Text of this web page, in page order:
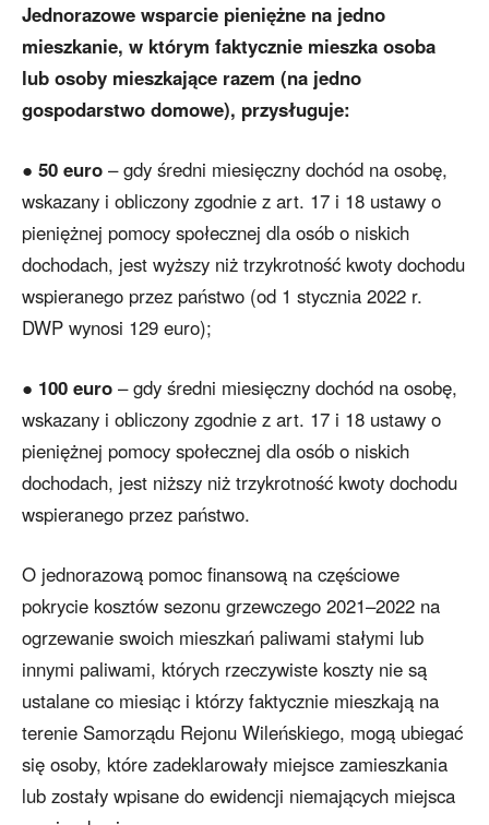
Jednorazowe wsparcie pieniężne na jedno
mieszkanie, w którym faktycznie mieszka osoba
lub osoby mieszkające razem (na jedno
gospodarstwo domowe), przysługuje:
● 50 euro – gdy średni miesięczny dochód na osobę,
wskazany i obliczony zgodnie z art. 17 i 18 ustawy o
pieniężnej pomocy społecznej dla osób o niskich
dochodach, jest wyższy niż trzykrotność kwoty dochodu
wspieranego przez państwo (od 1 stycznia 2022 r.
DWP wynosi 129 euro);
● 100 euro – gdy średni miesięczny dochód na osobę,
wskazany i obliczony zgodnie z art. 17 i 18 ustawy o
pieniężnej pomocy społecznej dla osób o niskich
dochodach, jest niższy niż trzykrotność kwoty dochodu
wspieranego przez państwo.
O jednorazową pomoc finansową na częściowe
pokrycie kosztów sezonu grzewczego 2021–2022 na
ogrzewanie swoich mieszkań paliwami stałymi lub
innymi paliwami, których rzeczywiste koszty nie są
ustalane co miesiąc i którzy faktycznie mieszkają na
terenie Samorządu Rejonu Wileńskiego, mogą ubiegać
się osoby, które zadeklarowały miejsce zamieszkania
lub zostały wpisane do ewidencji niemających miejsca